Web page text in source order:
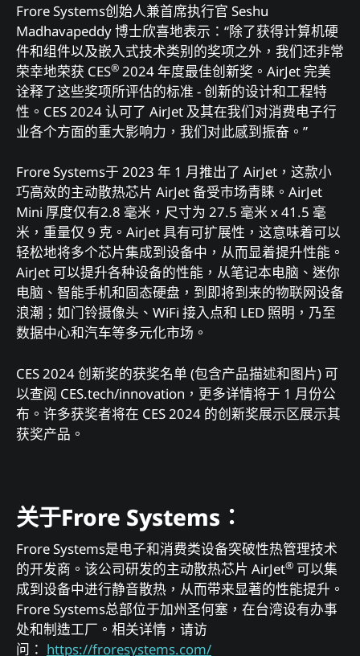
Frore Systems创始人兼首席执行官 Seshu
Madhavapeddy 博士欣喜地表示：“除了获得计算机硬
件和组件以及嵌入式技术类别的奖项之外，我们还非常
荣幸地荣获 CES® 2024 年度最佳创新奖。AirJet 完美
诠释了这些奖项所评估的标准 - 创新的设计和工程特
性。CES 2024 认可了 AirJet 及其在我们对消费电子行
业各个方面的重大影响力，我们对此感到振奋。”
Frore Systems于 2023 年 1 月推出了 AirJet，这款小
巧高效的主动散热芯片 AirJet 备受市场青睐。AirJet
Mini 厚度仅有2.8 毫米，尺寸为 27.5 毫米 x 41.5 毫
米，重量仅 9 克。AirJet 具有可扩展性，这意味着可以
轻松地将多个芯片集成到设备中，从而显着提升性能。
AirJet 可以提升各种设备的性能，从笔记本电脑、迷你
电脑、智能手机和固态硬盘，到即将到来的物联网设备
浪潮；如门铃摄像头、WiFi 接入点和 LED 照明，乃至
数据中心和汽车等多元化市场。
CES 2024 创新奖的获奖名单 (包含产品描述和图片) 可
以查阅 CES.tech/innovation，更多详情将于 1 月份公
布。许多获奖者将在 CES 2024 的创新奖展示区展示其
获奖产品。
关于Frore Systems：
Frore Systems是电子和消费类设备突破性热管理技术
的开发商。该公司研发的主动散热芯片 AirJet® 可以集
成到设备中进行静音散热，从而带来显著的性能提升。
Frore Systems总部位于加州圣何塞，在台湾设有办事
处和制造工厂。相关详情，请访
问： https://froresystems.com/